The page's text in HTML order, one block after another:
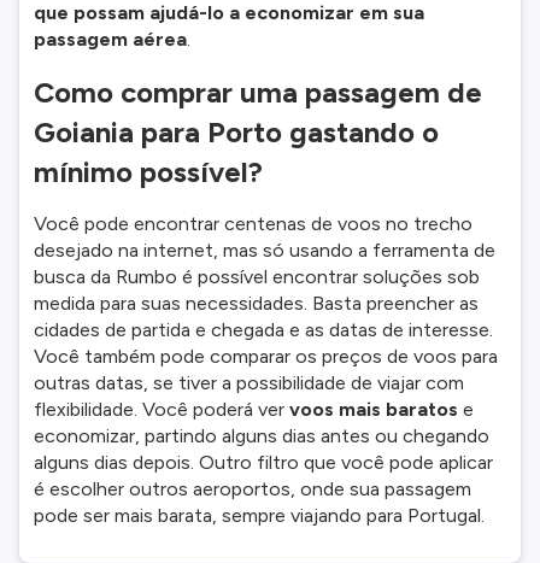
que possam ajudá-lo a economizar em sua
passagem aérea.
Como comprar uma passagem de
Goiania para Porto gastando o
mínimo possível?
Você pode encontrar centenas de voos no trecho
desejado na internet, mas só usando a ferramenta de
busca da Rumbo é possível encontrar soluções sob
medida para suas necessidades. Basta preencher as
cidades de partida e chegada e as datas de interesse.
Você também pode comparar os preços de voos para
outras datas, se tiver a possibilidade de viajar com
flexibilidade. Você poderá ver voos mais baratos e
economizar, partindo alguns dias antes ou chegando
alguns dias depois. Outro filtro que você pode aplicar
é escolher outros aeroportos, onde sua passagem
pode ser mais barata, sempre viajando para Portugal.